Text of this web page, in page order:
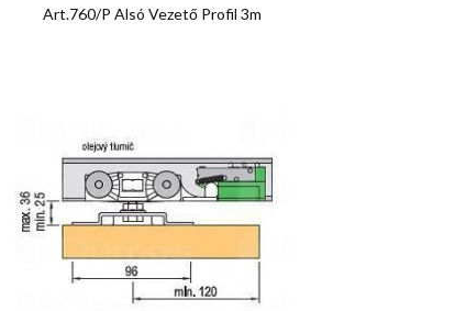
Art.760/P Alsó Vezető Profil 3m
Előnézet